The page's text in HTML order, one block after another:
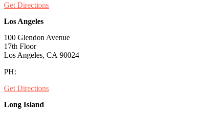
Get Directions
Los Angeles
100 Glendon Avenue
17th Floor
Los Angeles, CA 90024
PH:
Get Directions
Long Island